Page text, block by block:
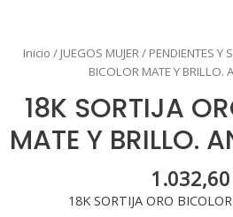
Inicio / JUEGOS MUJER / PENDIENTES Y
BICOLOR MATE Y BRILLO.
18K SORTIJA
MATE Y BRILLO.
1.032,60
18K SORTIJA ORO